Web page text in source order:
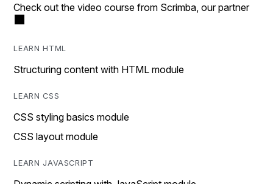
Check out the video course from Scrimba, our partner
LEARN HTML
Structuring content with HTML module
LEARN CSS
CSS styling basics module
CSS layout module
LEARN JAVASCRIPT